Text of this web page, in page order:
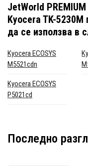
JetWorld
Kyocera TK-
да се използва в
Kyocera ECOSYS
M5521cdn
Kyocera ECOSYS
P5021cd
Последно